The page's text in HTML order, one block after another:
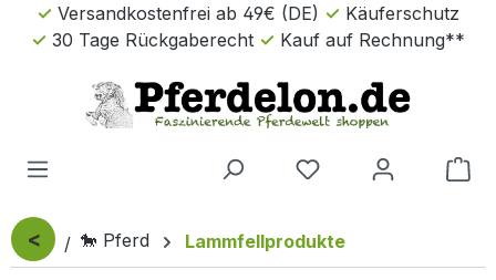
Zum Hauptinhalt springen
Versandkostenfrei ab 49€ (DE)
Käuferschutz
30 Tage Rückgaberecht
Kauf auf Rechnung**
< 🐎 Pferd Lammfellprodukte